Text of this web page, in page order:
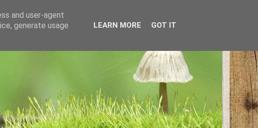
and user-agent
generate usage
LEARN MORE GOT IT